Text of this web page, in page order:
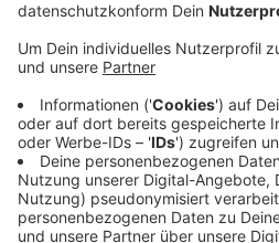
ein Jahr umsonst.
Veröffentlicht:Dienstag,
Anzeige
Seit 15 Jahren macht der
Angebot – in der Zeit haben